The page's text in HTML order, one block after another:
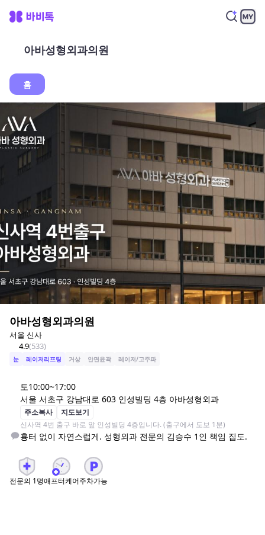
아바성형외과의원
홈
아바성형외과의원
서울 신사
4.9(533)
눈 레이저리프팅 거상 안면윤곽 레이저/고주파
토10:00~17:00
서울 서초구 강남대로 603 인성빌딩 4층 아바성형외과
주소복사
지도보기
흉터 없이 자연스럽게. 성형외과 전문의 김승수 1인 책임 집도.
전문의 1명애프터케어주차가능